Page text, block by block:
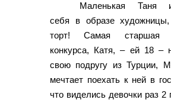
Маленькая Таня
себя в образе
торт! Самая старшая
конкурса, Катя, – ей 18 –
свою подругу из Турции,
мечтает поехать к ней в
что виделись девочки раз 2